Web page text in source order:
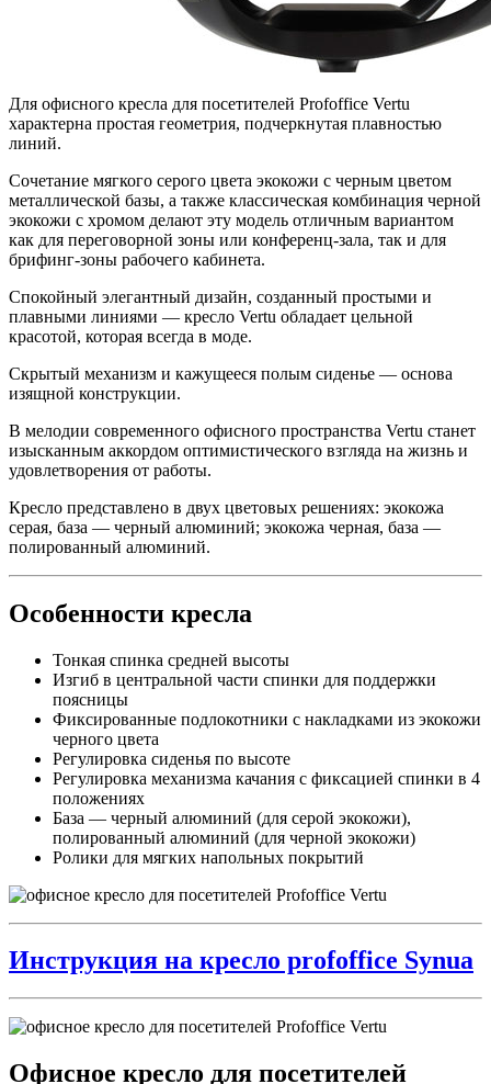
Для офисного кресла для посетителей Profoffice Vertu
характерна простая геометрия, подчеркнутая плавностью
линий.
Сочетание мягкого серого цвета экокожи с черным цветом
металлической базы, а также классическая комбинация черной
экокожи с хромом делают эту модель отличным вариантом
как для переговорной зоны или конференц-зала, так и для
брифинг-зоны рабочего кабинета.
Спокойный элегантный дизайн, созданный простыми и
плавными линиями — кресло Vertu обладает цельной
красотой, которая всегда в моде.
Скрытый механизм и кажущееся полым сиденье — основа
изящной конструкции.
В мелодии современного офисного пространства Vertu станет
изысканным аккордом оптимистического взгляда на жизнь и
удовлетворения от работы.
Кресло представлено в двух цветовых решениях: экокожа
серая, база — черный алюминий; экокожа черная, база —
полированный алюминий.
Особенности кресла
Тонкая спинка средней высоты
Изгиб в центральной части спинки для поддержки
поясницы
Фиксированные подлокотники с накладками из экокожи
черного цвета
Регулировка сиденья по высоте
Регулировка механизма качания с фиксацией спинки в 4
положениях
База — черный алюминий (для серой экокожи),
полированный алюминий (для черной экокожи)
Ролики для мягких напольных покрытий
Инструкция на кресло profoffice Synua
Офисное кресло для посетителей